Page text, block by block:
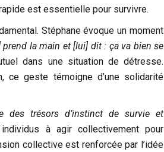
est essentielle pour survivre.
Stéphane évoque un moment
prend la main et [lui] dit : ça va bien se
dans une situation de détresse.
ce geste témoigne d’une solidarité
des trésors d’instinct de survie et
à agir collectivement pour
collective est renforcée par l’idée